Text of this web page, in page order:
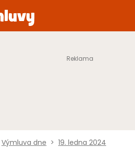
Výmluva dne > 19. ledna 2024